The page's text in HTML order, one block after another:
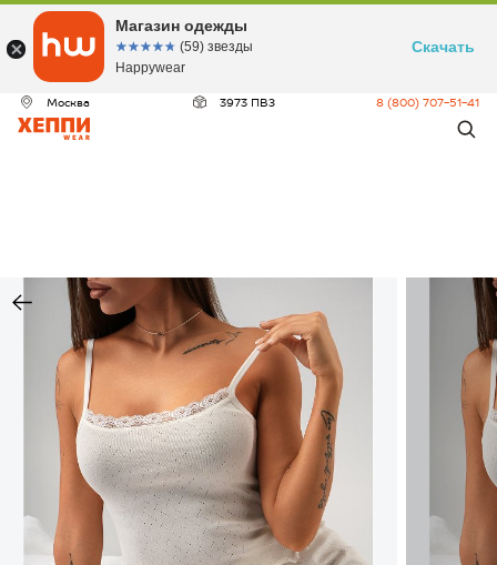
Москва 3973 ПВЗ 8 (800) 707-51-41
Магазин одежды
☆☆☆☆☆
★★★★★ (59) звезды
Happywear
Скачать